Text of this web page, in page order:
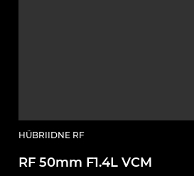
HÜBRIIDNE RF
RF 50mm F1.4L VCM